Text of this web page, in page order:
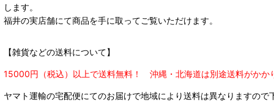
します。
福井の実店舗にて商品を手に取ってご覧いただけます。
【雑貨などの送料について】
15000円（税込）以上で送料無料！ 沖縄・北海道は別途送料がかか
ヤマト運輸の宅配便にてのお届けで地域により送料は異なりますので